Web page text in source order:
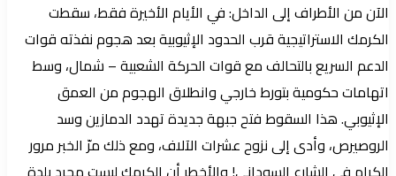
الآن من الأطراف إلى الداخل: في الأيام الأخيرة فقط، سقطت
الكرمك الاستراتيجية قرب الحدود الإثيوبية بعد هجوم نفذته قوات
الدعم السريع بالتحالف مع قوات الحركة الشعبية – شمال، وسط
اتهامات حكومية بتورط خارجي وانطلاق الهجوم من العمق
الإثيوبي. هذا السقوط فتح جبهة جديدة تهدد الدمازين وسد
الروصيرص، وأدى إلى نزوح عشرات الآلاف، ومع ذلك مرّ الخبر مرور